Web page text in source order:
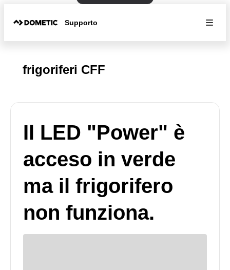
Supporto
frigoriferi CFF
Il LED "Power" è
acceso in verde
ma il frigorifero
non funziona.